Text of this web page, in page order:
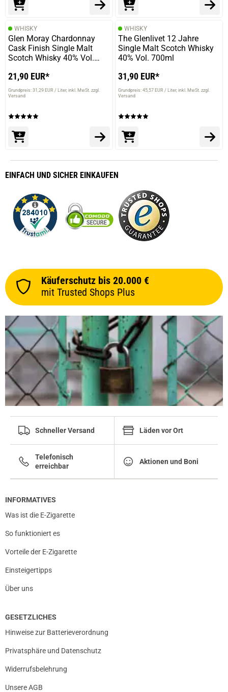
WHISKY
Glen Moray Chardonnay
Cask Finish Single Malt
Scotch Whisky 40% Vol.
21,90 EUR*
Grundpreis: 31,29 EUR / Liter inkl. MwSt. zzgl.
Versand
WHISKY
The Glenlivet 12 Jahre
Single Malt Scotch Whisky
40% Vol. 700ml
31,90 EUR*
Grundpreis: 45,57 EUR / Liter inkl. MwSt. zzgl.
Versand
EINFACH UND SICHER EINKAUFEN
Käuferschutz bis 20.000 €
mit Trusted Shops Plus
Schneller Versand Läden vor Ort
Telefonisch
erreichbar
Aktionen und Boni
INFORMATIVES
Was ist die E-Zigarette
So funktioniert es
Vorteile der E-Zigarette
Einsteigertipps
Über uns
GESETZLICHES
Hinweise zur Batterieverordnung
Privatsphäre und Datenschutz
Widerrufsbelehrung
Unsere AGB